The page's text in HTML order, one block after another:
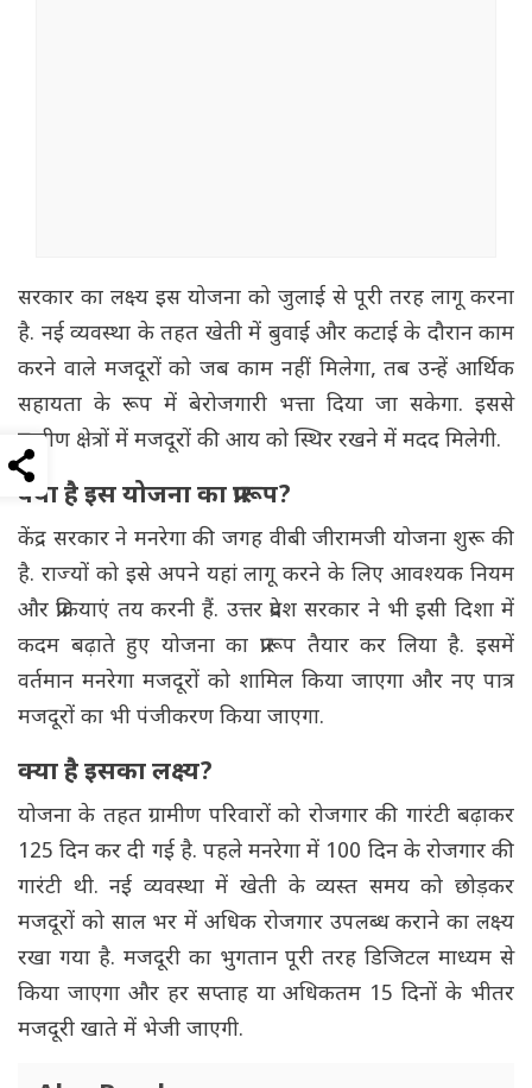
सरकार का लक्ष्य इस योजना को जुलाई से पूरी तरह लागू करना
है. नई व्यवस्था के तहत खेती में बुवाई और कटाई के दौरान काम
करने वाले मजदूरों को जब काम नहीं मिलेगा, तब उन्हें आर्थिक
सहायता के रूप में बेरोजगारी भत्ता दिया जा सकेगा. इससे
ग्रामीण क्षेत्रों में मजदूरों की आय को स्थिर रखने में मदद मिलेगी.
क्या है इस योजना का प्रारूप?
केंद्र सरकार ने मनरेगा की जगह वीबी जीरामजी योजना शुरू की
है. राज्यों को इसे अपने यहां लागू करने के लिए आवश्यक नियम
और प्रक्रियाएं तय करनी हैं. उत्तर प्रदेश सरकार ने भी इसी दिशा में
कदम बढ़ाते हुए योजना का प्रारूप तैयार कर लिया है. इसमें
वर्तमान मनरेगा मजदूरों को शामिल किया जाएगा और नए पात्र
मजदूरों का भी पंजीकरण किया जाएगा.
क्या है इसका लक्ष्य?
योजना के तहत ग्रामीण परिवारों को रोजगार की गारंटी बढ़ाकर
125 दिन कर दी गई है. पहले मनरेगा में 100 दिन के रोजगार की
गारंटी थी. नई व्यवस्था में खेती के व्यस्त समय को छोड़कर
मजदूरों को साल भर में अधिक रोजगार उपलब्ध कराने का लक्ष्य
रखा गया है. मजदूरी का भुगतान पूरी तरह डिजिटल माध्यम से
किया जाएगा और हर सप्ताह या अधिकतम 15 दिनों के भीतर
मजदूरी खाते में भेजी जाएगी.